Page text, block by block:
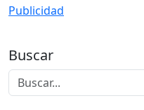
Publicidad
Buscar